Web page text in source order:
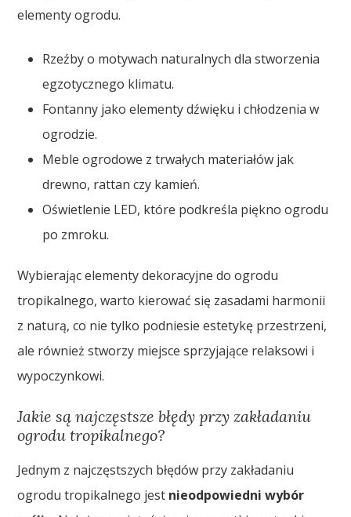
elementy ogrodu.
Rzeźby o motywach naturalnych dla stworzenia
egzotycznego klimatu.
Fontanny jako elementy dźwięku i chłodzenia w
ogrodzie.
Meble ogrodowe z trwałych materiałów jak
drewno, rattan czy kamień.
Oświetlenie LED, które podkreśla piękno ogrodu
po zmroku.
Wybierając elementy dekoracyjne do ogrodu
tropikalnego, warto kierować się zasadami harmonii
z naturą, co nie tylko podniesie estetykę przestrzeni,
ale również stworzy miejsce sprzyjające relaksowi i
wypoczynkowi.
Jakie są najczęstsze błędy przy zakładaniu
ogrodu tropikalnego?
Jednym z najczęstszych błędów przy zakładaniu
ogrodu tropikalnego jest nieodpowiedni wybór